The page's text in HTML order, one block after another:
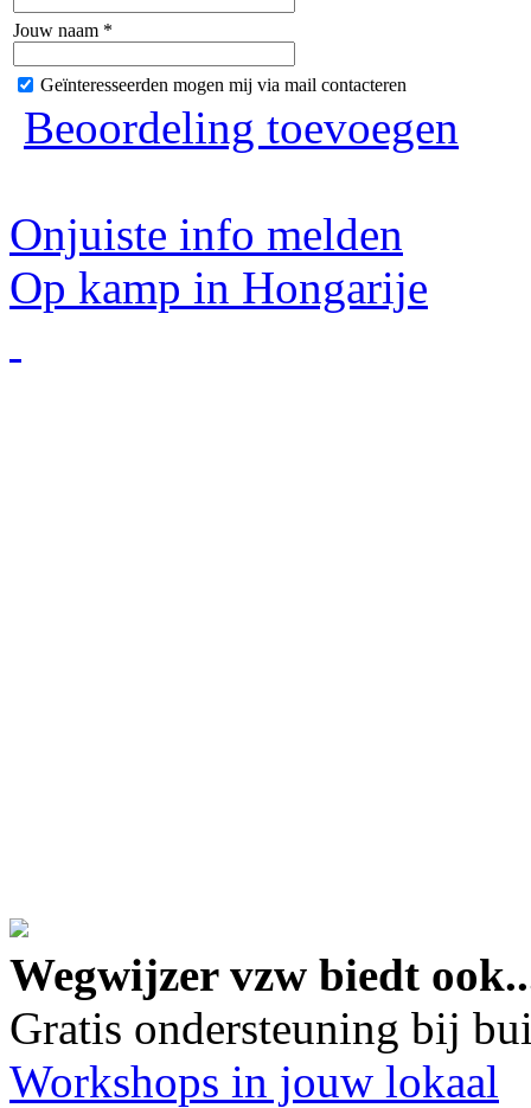
Jouw naam *
Geïnteresseerden mogen mij via mail contacteren
Beoordeling toevoegen
Onjuiste info melden
Op kamp in Hongarije
Wegwijzer vzw biedt
Gratis ondersteuning bij
Workshops in jouw lokaal